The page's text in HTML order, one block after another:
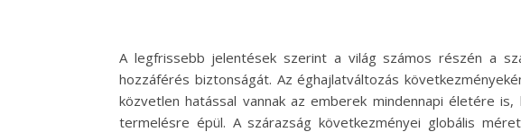
A legfrissebb jelentések szerint a világ számos részén a
hozzáférés biztonságát. Az éghajlatváltozás
közvetlen hatással vannak az emberek mindennapi életére
termelésre épül. A szárazság következményei globális